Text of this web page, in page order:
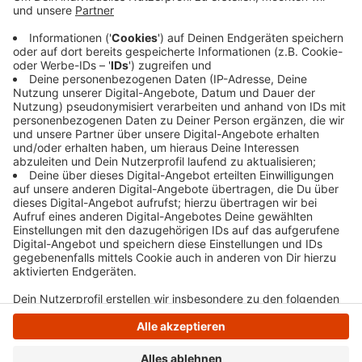
gesunken, das heißt etwa jede sechste Apotheke bei
uns wurde geschlossen. Die Zahl der Beschäftigten ist
dagegen gestiegen. Die aktuellsten Zahlen sind von
2018. In ganz NRW gibt es demnach sogar ein Fünftel
weniger Apotheken, die größten Rückgänge gab es in
Hagen und Herne.
Anzeige
Anzeige